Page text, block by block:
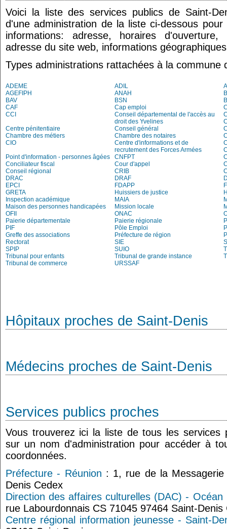
Voici la liste des services publics de Saint-
d'une administration de la liste ci-dessous
informations: adresse, horaires
adresse du site web, informations
Types administrations rattachées à la commune
ADEME ADIL
AGEFIPH
ANAH
BAV
BSN
CAF
Cap emploi
CCI
Conseil départemental de l'accès au
droit des Yvelines
Centre pénitentiaire
Conseil général
Chambre des métiers
Chambre des notaires
CIO
Centre d'informations et de
recrutement des Forces Armées
Point d'information - personnes âgées
CNFPT
Conciliateur fiscal
Cour d'appel
Conseil régional
CRIB
DRAC
DRAF
EPCI
FDAPP
GRETA
Huissiers de justice
Inspection académique
MAIA
Maison des personnes handicapées
Mission locale
OFII
ONAC
Paierie départementale
Paierie régionale
PIF
Pôle Emploi
Greffe des associations
Préfecture de région
Rectorat
SIE
SPIP
SUIO
Tribunal pour enfants
Tribunal de grande instance
Tribunal de commerce
URSSAF
Hôpitaux proches de Saint-Denis
Médecins proches de Saint-Denis
Services publics proches
Vous trouverez ici la liste de tous les services
sur un nom d'administration pour accéder à
coordonnées.
Préfecture - Réunion : 1, rue de la
Denis Cedex
Direction des affaires culturelles (DAC) - Océan
rue Labourdonnais CS 71045 97464 Saint-Denis
Centre régional information jeunesse - Saint-